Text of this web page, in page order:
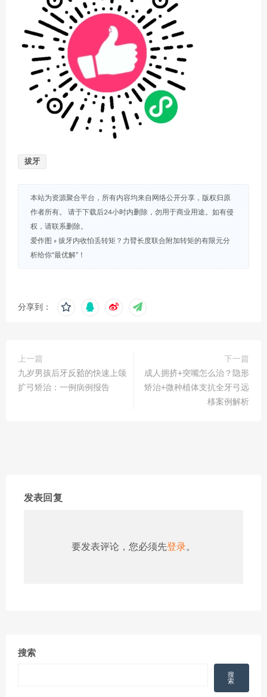
拔牙
本站为资源聚合平台，所有内容均来自网络公开分享，版权归原
作者所有。 请于下载后24小时内删除，勿用于商业用途。如有侵
权，请联系删除。
爱作图 » 拔牙内收怕丢转矩？力臂长度联合附加转矩的有限元分
析给你“最优解”！
分享到：
上一篇
九岁男孩后牙反𬌗的快速上颌
扩弓矫治：一例病例报告
下一篇
成人拥挤+突嘴怎么治？隐形
矫治+微种植体支抗全牙弓远
移案例解析
发表回复
要发表评论，您必须先登录。
搜索
搜
索